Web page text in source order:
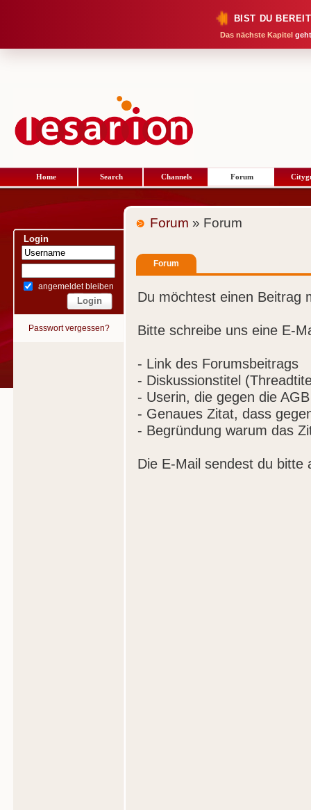
BIST DU
Das nächste Kapitel
Home Search Channels Forum
Login
angemeldet bleiben
Passwort vergessen?
Forum » Forum
Forum
Du möchtest einen Beitrag
Bitte schreibe uns eine E-
- Link des Forumsbeitrags
- Diskussionstitel
- Userin, die gegen die
- Genaues Zitat, dass
- Begründung warum das
Die E-Mail sendest du bitte